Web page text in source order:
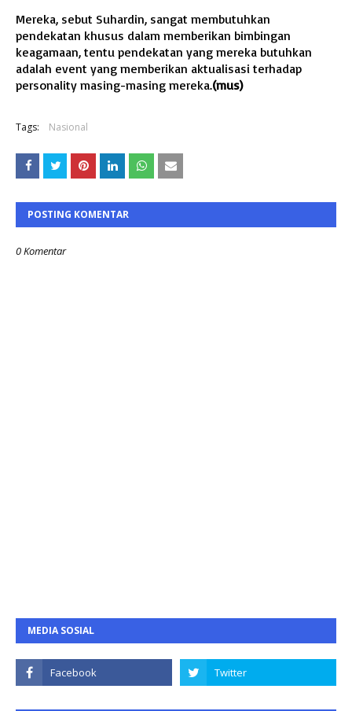
Mereka, sebut Suhardin, sangat membutuhkan
pendekatan khusus dalam memberikan bimbingan
keagamaan, tentu pendekatan yang mereka butuhkan
adalah event yang memberikan aktualisasi terhadap
personality masing-masing mereka.(mus)
Tags: Nasional
POSTING KOMENTAR
0 Komentar
MEDIA SOSIAL